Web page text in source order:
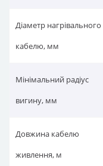
Діаметр нагрівального
кабелю, мм
Мінімальний радіус
вигину, мм
Довжина кабелю
живлення, м